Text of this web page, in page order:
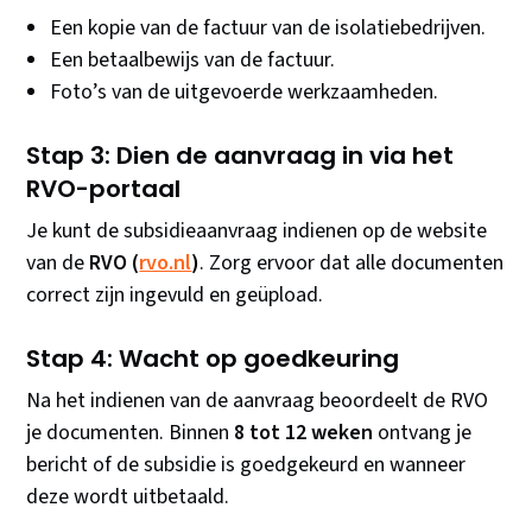
Een kopie van de factuur van de isolatiebedrijven.
Een betaalbewijs van de factuur.
Foto’s van de uitgevoerde werkzaamheden.
Stap 3: Dien de aanvraag in via het
RVO-portaal
Je kunt de subsidieaanvraag indienen op de website
van de RVO (rvo.nl). Zorg ervoor dat alle documenten
correct zijn ingevuld en geüpload.
Stap 4: Wacht op goedkeuring
Na het indienen van de aanvraag beoordeelt de RVO
je documenten. Binnen 8 tot 12 weken ontvang je
bericht of de subsidie is goedgekeurd en wanneer
deze wordt uitbetaald.